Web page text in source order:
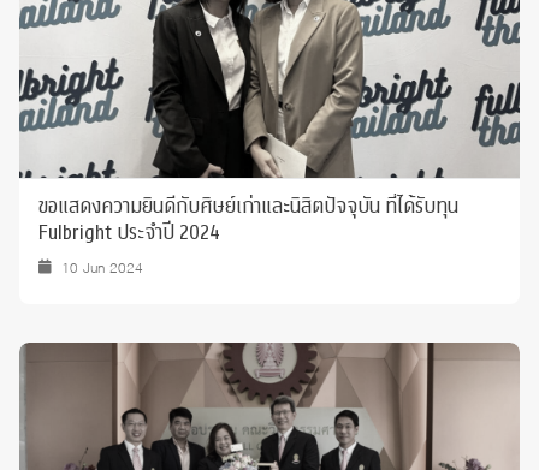
ขอแสดงความยินดีกับศิษย์เก่าและนิสิตปัจจุบัน ที่ได้รับทุน
Fulbright ประจำปี 2024
10 Jun 2024